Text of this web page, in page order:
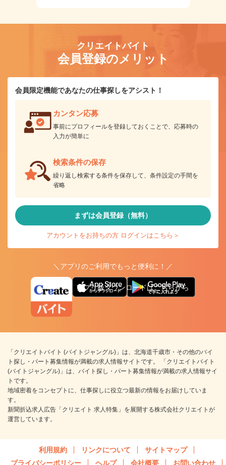
クリエイトバイト
会員登録のメリット
会員限定機能であなたの仕事探しをアシスト！
カンタン応募
事前にプロフィールを登録しておくことで、応募時の
入力が簡単に
検索条件の保存
繰り返し検索する条件を保存して、条件設定の手間を
省略
まずは会員登録（無料）
アカウントをお持ちの方 ログインはこちら＞
＼アプリのご利用でもっと便利に！／
アプリ版ダウンロードはこちらから
「クリエイトバイト (バイトジャングル)」は、北海道千歳市・その他のバイ
ト探し・パート募集情報が満載の求人情報サイトです。 「クリエイトバイト
(バイトジャングル)」は、バイト探し・パート募集情報が満載の求人情報サイ
トです。
地域密着をコンセプトに、仕事探しに役立つ最新の情報をお届けしていま
す。
新聞折込求人広告「クリエイト 求人特集」を展開する株式会社クリエイトが
運営しています。
利用規約 リンクについて
サイトマップ
プライバシーポリシー
ヘルプ 会社概要 お問い合わせ